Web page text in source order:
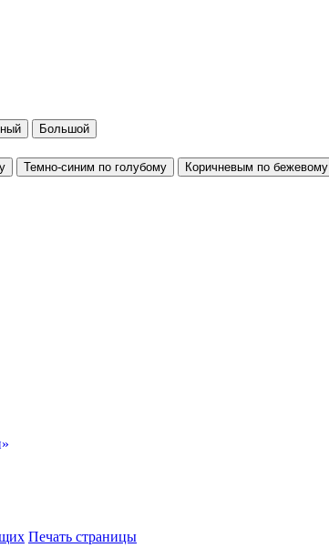
Большой
Темно-синим по голубому Коричневым по бежевому
Печать страницы